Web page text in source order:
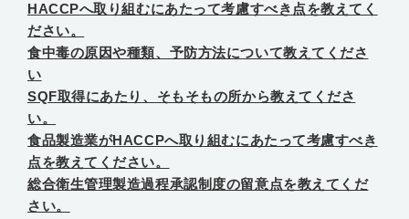
HACCPへ取り組むにあたって考慮すべき点を教えてく
ださい。
食中毒の原因や種類、予防方法について教えてくださ
い
SQF取得にあたり、そもそもの所から教えてくださ
い。
食品製造業がHACCPへ取り組むにあたって考慮すべき
点を教えてください。
総合衛生管理製造過程承認制度の留意点を教えてくだ
さい。